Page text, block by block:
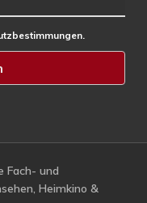
Fach- und
Heimkino &